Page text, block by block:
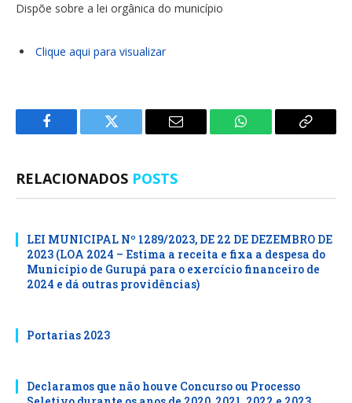
Dispõe sobre a lei orgânica do município
Clique aqui para visualizar
Facebook Twitter
E-
WhatsApp Copiar
RELACIONADOS POSTS
LEI MUNICIPAL Nº 1289/2023, DE 22 DE DEZEMBRO DE
2023 (LOA 2024 – Estima a receita e fixa a despesa do
Município de Gurupá para o exercício financeiro de
2024 e dá outras providências)
Portarias 2023
Declaramos que não houve Concurso ou Processo